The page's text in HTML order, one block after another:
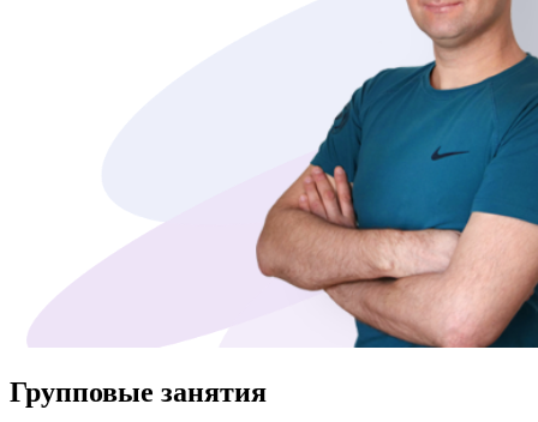
Групповые занятия